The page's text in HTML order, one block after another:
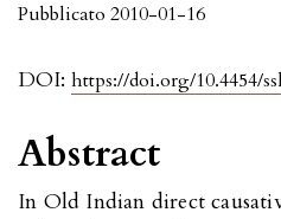
DOI: https://doi.org/10.4454/
Pubblicato 2010-01-16
Abstract
In Old Indian direct